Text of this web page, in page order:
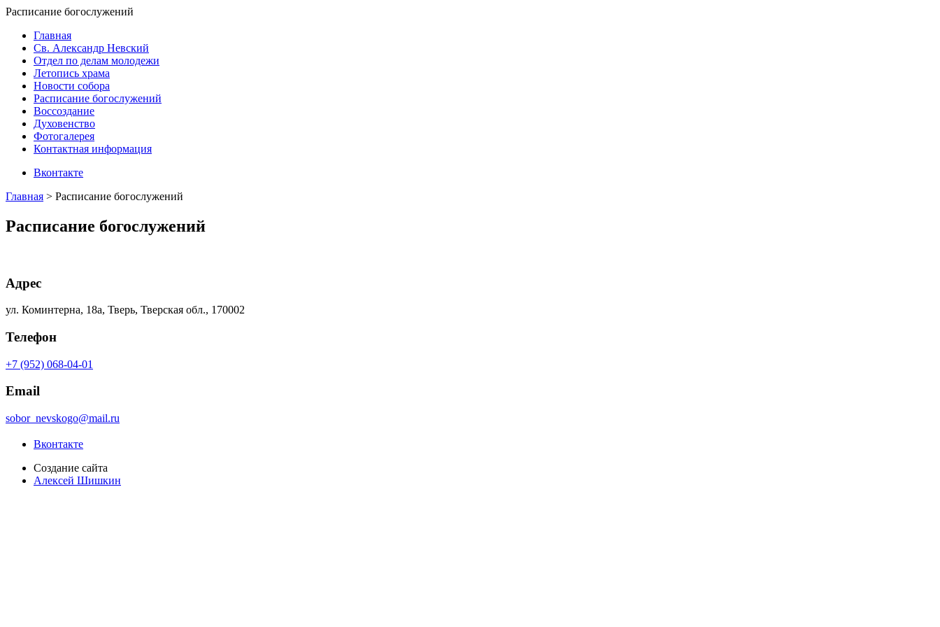
Расписание богослужений
Главная
Св. Александр Невский
Отдел по делам молодежи
Летопись храма
Новости собора
Расписание богослужений
Воссоздание
Духовенство
Фотогалерея
Контактная информация
Вконтакте
Главная > Расписание богослужений
Расписание богослужений
Адрес
ул. Коминтерна, 18а, Тверь, Тверская обл., 170002
Телефон
+7 (952) 068-04-01
Email
sobor_nevskogo@mail.ru
Вконтакте
Создание сайта
Алексей Шишкин